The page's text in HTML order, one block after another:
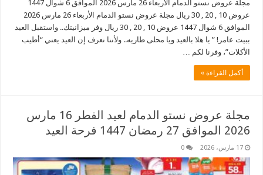
مجلة عروض نستو الدمام الأربعاء 26 مارس 2026 الموافق 6 شوال 1447
عروض 10 , 20 , 30 ريال مجلة عروض نستو الدمام الأربعاء 26 مارس 2026
الموافق 6 شوال 1447 عروض 10 , 20 , 30 ريال وفر ميزانيتك.. واستقبل العيد
ببيت عامر! ” يا هلا بالعيد ويا محلى طاريه.. ولأننا نعرف إن العيد يعني “أطيب
الأكلات”، وفرنا لكم …
أكمل القراءة »
مجلة عروض نستو الدمام لعيد الفطر 16 مارس
2026 الموافق 27 رمضان 1447 فرحة العيد
17 مارس، 2026 0